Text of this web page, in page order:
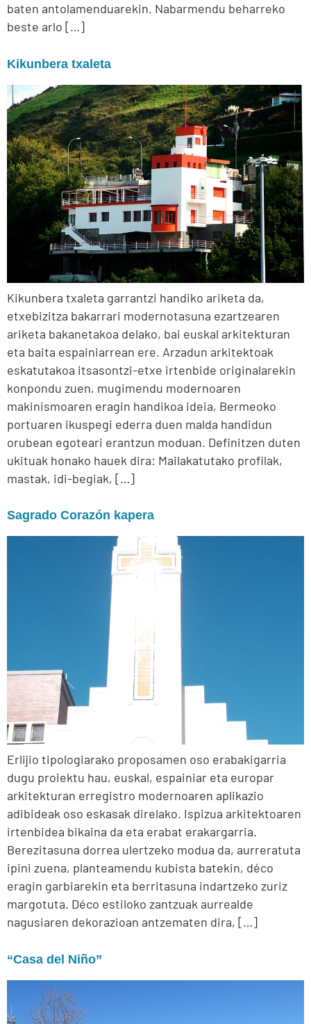
baten antolamenduarekin. Nabarmendu beharreko
beste arlo […]
Kikunbera txaleta
Kikunbera txaleta garrantzi handiko ariketa da,
etxebizitza bakarrari modernotasuna ezartzearen
ariketa bakanetakoa delako, bai euskal arkitekturan
eta baita espainiarrean ere. Arzadun arkitektoak
eskatutakoa itsasontzi-etxe irtenbide originalarekin
konpondu zuen, mugimendu modernoaren
makinismoaren eragin handikoa ideia, Bermeoko
portuaren ikuspegi ederra duen malda handidun
orubean egoteari erantzun moduan. Definitzen duten
ukituak honako hauek dira: Mailakatutako profilak,
mastak, idi-begiak, […]
Sagrado Corazón kapera
Erlijio tipologiarako proposamen oso erabakigarria
dugu proiektu hau, euskal, espainiar eta europar
arkitekturan erregistro modernoaren aplikazio
adibideak oso eskasak direlako. Ispizua arkitektoaren
irtenbidea bikaina da eta erabat erakargarria.
Berezitasuna dorrea ulertzeko modua da, aurreratuta
ipini zuena, planteamendu kubista batekin, déco
eragin garbiarekin eta berritasuna indartzeko zuriz
margotuta. Déco estiloko zantzuak aurrealde
nagusiaren dekorazioan antzematen dira, […]
“Casa del Niño”